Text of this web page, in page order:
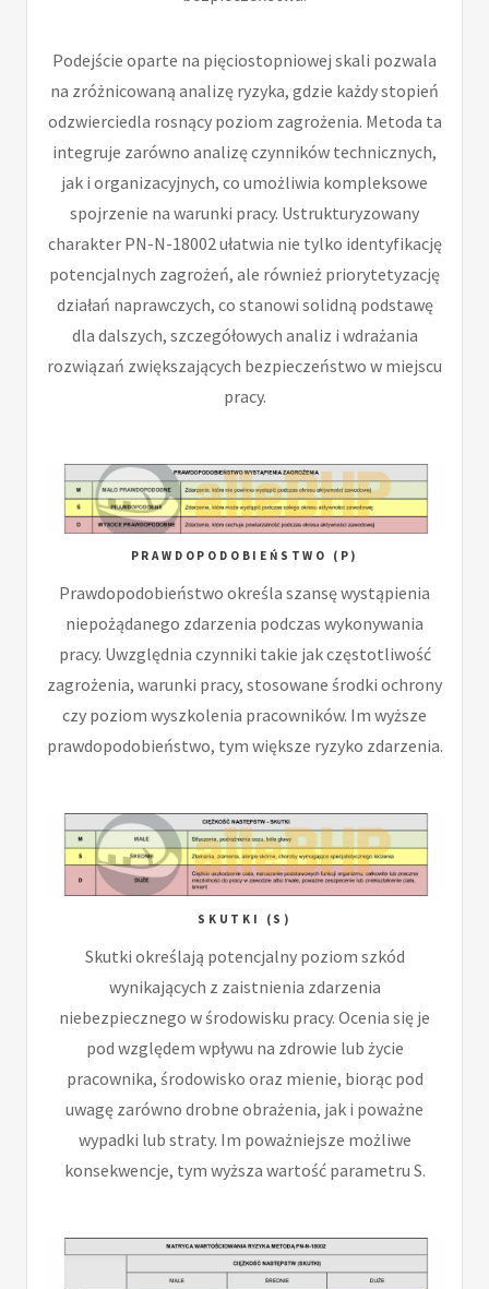
Podejście oparte na pięciostopniowej skali pozwala
na zróżnicowaną analizę ryzyka, gdzie każdy stopień
odzwierciedla rosnący poziom zagrożenia. Metoda ta
integruje zarówno analizę czynników technicznych,
jak i organizacyjnych, co umożliwia kompleksowe
spojrzenie na warunki pracy. Ustrukturyzowany
charakter PN-N-18002 ułatwia nie tylko identyfikację
potencjalnych zagrożeń, ale również priorytetyzację
działań naprawczych, co stanowi solidną podstawę
dla dalszych, szczegółowych analiz i wdrażania
rozwiązań zwiększających bezpieczeństwo w miejscu
pracy.
PRAWDOPODOBIEŃSTWO (P)
Prawdopodobieństwo określa szansę wystąpienia
niepożądanego zdarzenia podczas wykonywania
pracy. Uwzględnia czynniki takie jak częstotliwość
zagrożenia, warunki pracy, stosowane środki ochrony
czy poziom wyszkolenia pracowników. Im wyższe
prawdopodobieństwo, tym większe ryzyko zdarzenia.
SKUTKI (S)
Skutki określają potencjalny poziom szkód
wynikających z zaistnienia zdarzenia
niebezpiecznego w środowisku pracy. Ocenia się je
pod względem wpływu na zdrowie lub życie
pracownika, środowisko oraz mienie, biorąc pod
uwagę zarówno drobne obrażenia, jak i poważne
wypadki lub straty. Im poważniejsze możliwe
konsekwencje, tym wyższa wartość parametru S.